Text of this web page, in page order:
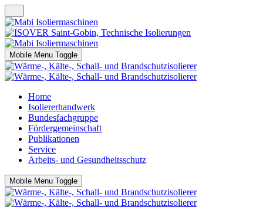
Mobile Menu Toggle
Home
Isoliererhandwerk
Bundesfachgruppe
Fördergemeinschaft
Publikationen
Service
Arbeits- und Gesundheitsschutz
Mobile Menu Toggle